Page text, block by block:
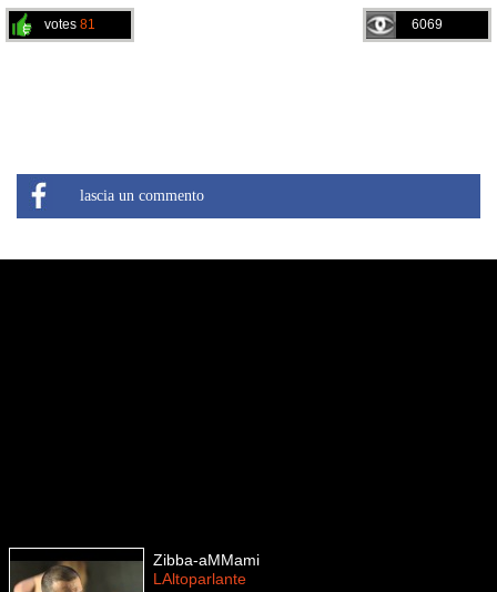
6069
votes 81
lascia un commento
Zibba-aMMami
LAltoparlante